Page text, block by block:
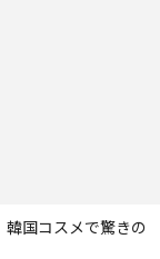
韓国コスメで驚き